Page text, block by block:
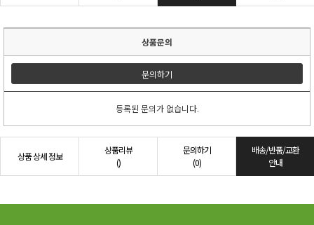
상품문의
문의하기
등록된 문의가 없습니다.
상품 상세 정보
상품리뷰
()
문의하기
(0)
배송/반품/교환
안내